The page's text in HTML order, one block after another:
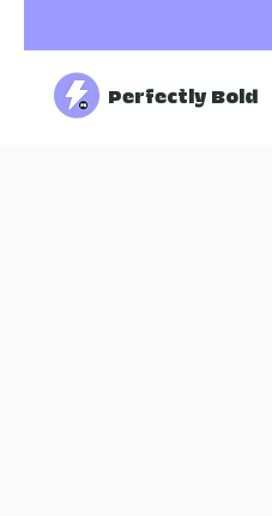
Perfectly Bold